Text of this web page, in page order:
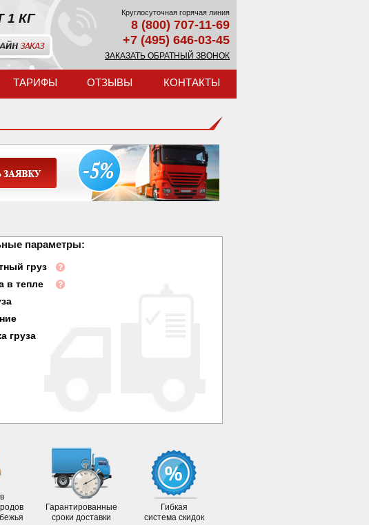
1 КГ Круглосуточная горячая линия
8 (800) 707-11-69
+7 (495) 646-03-45
ЗАКАЗАТЬ ОБРАТНЫЙ ЗВОНОК
ТАРИФЫ ОТЗЫВЫ КОНТАКТЫ
параметры:
груз
в тепле
груза
Гарантированные
сроки доставки
Гибкая
система скидок